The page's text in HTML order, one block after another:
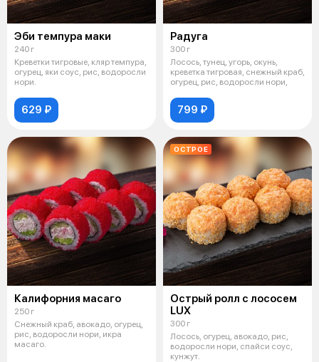
Эби темпура маки
240 г
Креветки тигровые, кляр темпура,
огурец, яки соус, рис, водоросли
нори.
629 ₽
Радуга
300 г
Лосось, тунец, угорь, окунь,
креветка тигровая, снежный краб,
огурец, рис, водоросли нори,
799 ₽
Калифорния масаго
250 г
Снежный краб, авокадо, огурец,
рис, водоросли нори, икра
масаго.
ОСТРОЕ
Острый ролл с лососем
LUX
300 г
Лосось, огурец, авокадо, рис,
водоросли нори, спайси соус,
кунжут.